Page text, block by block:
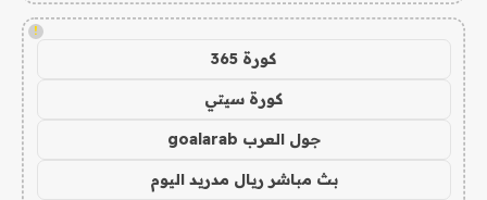
!
كورة 365
كورة سيتي
جول العرب goalarab
بث مباشر ريال مدريد اليوم